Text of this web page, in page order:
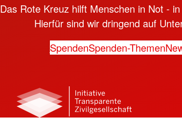
Das Rote Kreuz hilft Menschen in Not -
Hierfür sind wir dringend auf
SpendenSpenden-Themen